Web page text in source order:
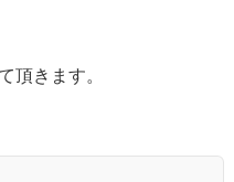
頂きます。